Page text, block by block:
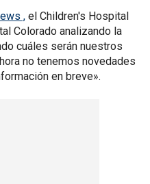
, el Children's Hospital
Colorado analizando la
cuáles serán nuestros
no tenemos novedades
en breve».